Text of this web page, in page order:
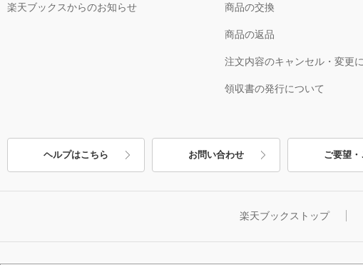
楽天ブックスからのお知らせ 商品の交換
商品の返品
注文内容のキャンセル・変更
領収書の発行について
ヘルプはこちら お問い合わせ ご要望
楽天ブックストップ